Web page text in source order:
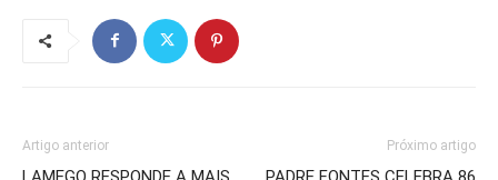
Artigo anterior Próximo artigo